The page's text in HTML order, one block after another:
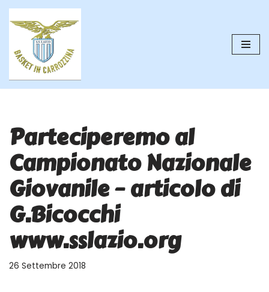
contenuto
Parteciperemo al
Campionato Nazionale
Giovanile – articolo di
G.Bicocchi
www.sslazio.org
26 Settembre 2018